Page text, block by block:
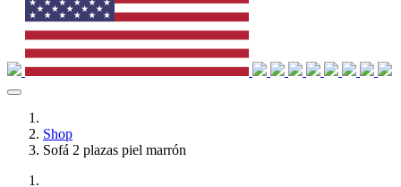
Shop
Sofá 2 plazas piel marrón